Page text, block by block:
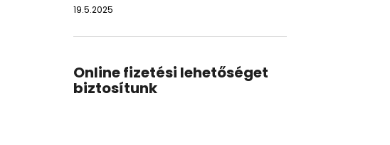
19.5.2025
Online fizetési lehetőséget
biztosítunk